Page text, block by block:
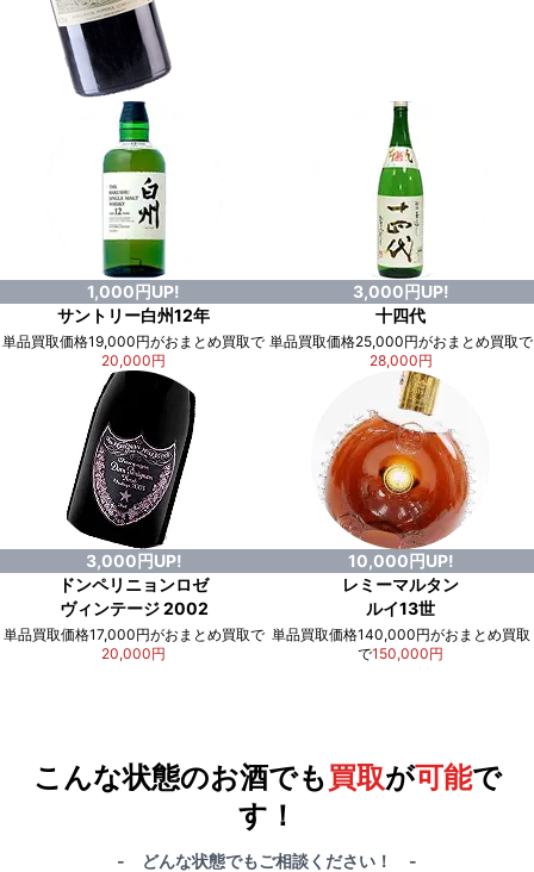
1,000円UP!
サントリー白州12年
単品買取価格19,000円がおまとめ買取で
20,000円
3,000円UP!
十四代
単品買取価格25,000円がおまとめ買取で
28,000円
3,000円UP!
ドンペリニョンロゼ
ヴィンテージ 2002
単品買取価格17,000円がおまとめ買取で
20,000円
10,000円UP!
レミーマルタン
ルイ13世
単品買取価格140,000円がおまとめ買取
で150,000円
こんな状態のお酒でも買取が可能で
す！
- どんな状態でもご相談ください！ -